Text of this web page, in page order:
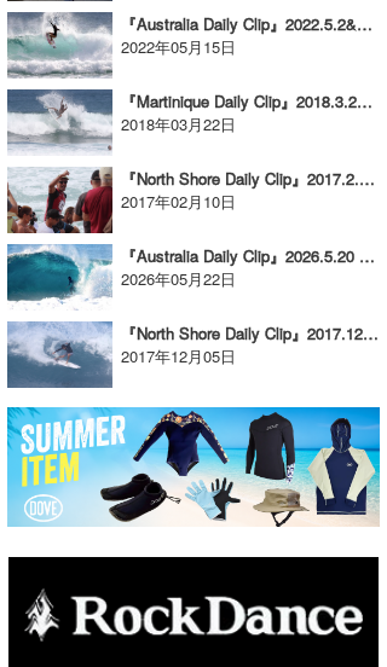
『Australia Daily Clip』2022.5.2&3 @ SNAPPER ROCKS vol.1
2022年05月15日
『Martinique Daily Clip』2018.3.21 @ Surfers Beach
2018年03月22日
『North Shore Daily Clip』2017.2.9 @ PIPE
2017年02月10日
『Australia Daily Clip』2026.5.20 @ The Slab Right
2026年05月22日
『North Shore Daily Clip』2017.12.3 @ Rocky
2017年12月05日
Soulman
VAGY
waka☆=
YUKI☆
たっちー
ハンマー
まっきー
三輪予報士
小川予報士
上田純子
上條将美
SancheZ